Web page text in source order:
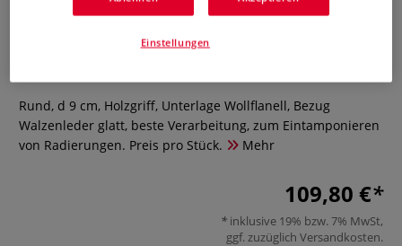
Ledertampon
Rund, d 9 cm, Holzgriff, Unterlage Wollflanell, Bezug
Walzenleder glatt, beste Verarbeitung, zum Eintamponieren
von Radierungen. Preis pro Stück.
Mehr
109,80 €
inklusive 19% bzw. 7% MwSt,
ggf. zuzüglich Versandkosten.
Einstellungen